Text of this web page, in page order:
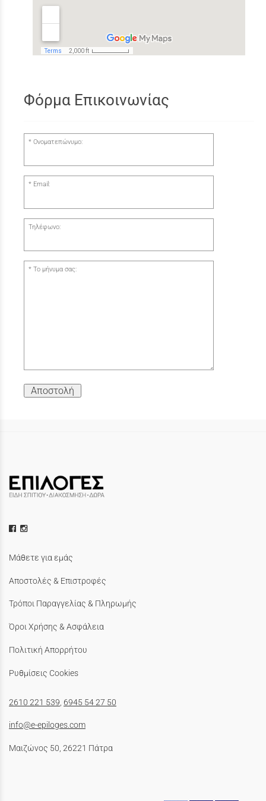
Φόρμα Επικοινωνίας
Ονοματεπώνυμο:
Email:
Τηλέφωνο:
Το μήνυμα σας:
Αποστολή
Μάθετε για εμάς
Αποστολές & Επιστροφές
Τρόποι Παραγγελίας & Πληρωμής
Όροι Χρήσης & Ασφάλεια
Πολιτική Απορρήτου
Ρυθμίσεις Cookies
2610 221 539 6945 54 27 50
info@e-epiloges.com
Μαιζώνος 50, 26221 Πάτρα